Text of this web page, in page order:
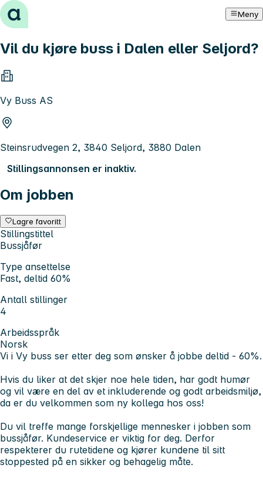
Hopp til innhold Meny
Vil du kjøre buss i Dalen eller Seljord?
Vy Buss AS
Steinsrudvegen 2, 3840 Seljord, 3880 Dalen
Stillingsannonsen er inaktiv.
Om jobben
Lagre favoritt
Stillingstittel
Bussjåfør
Type ansettelse
Fast, deltid 60%
Antall stillinger
4
Arbeidsspråk
Norsk
Vi i Vy buss ser etter deg som ønsker å jobbe deltid - 60%.
Hvis du liker at det skjer noe hele tiden, har godt humør
og vil være en del av et inkluderende og godt arbeidsmiljø,
da er du velkommen som ny kollega hos oss!
Du vil treffe mange forskjellige mennesker i jobben som
bussjåfør. Kundeservice er viktig for deg. Derfor
respekterer du rutetidene og kjører kundene til sitt
stoppested på en sikker og behagelig måte.